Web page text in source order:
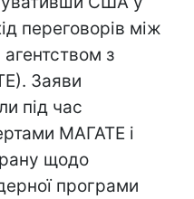
переговорів між
з
Заяви
під час
МАГАТЕ і
щодо
програми